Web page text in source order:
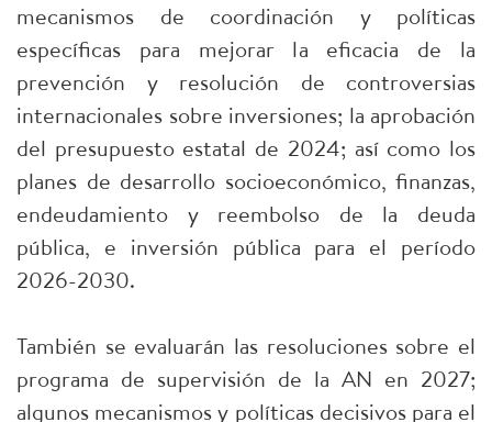
mecanismos de coordinación y políticas
específicas para mejorar la eficacia de la
prevención y resolución de controversias
internacionales sobre inversiones; la aprobación
del presupuesto estatal de 2024; así como los
planes de desarrollo socioeconómico, finanzas,
endeudamiento y reembolso de la deuda
pública, e inversión pública para el período
2026-2030.
También se evaluarán las resoluciones sobre el
programa de supervisión de la AN en 2027;
algunos mecanismos y políticas decisivos para el